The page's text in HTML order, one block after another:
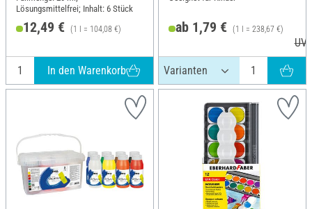
Lösungsmittelfrei; Inhalt: 6 Stück
12,49 € (1 l = 104,08 €)
In den Warenkorb
ab 1,79 € (1 l = 238,67 €)